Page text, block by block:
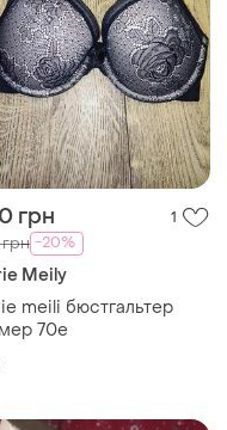
грн 1
-20%
Meily
meili бюстгальтер
70е